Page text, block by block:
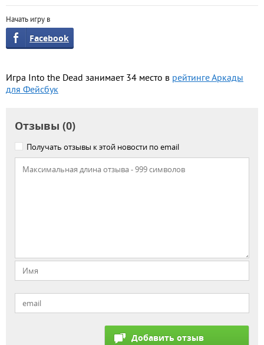
Начать игру в
Facebook
Игра Into the Dead занимает 34 место в рейтинге Аркады
для Фейсбук
Отзывы (0)
Получать отзывы к этой новости по email